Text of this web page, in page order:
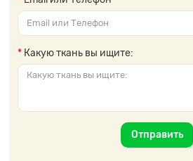
Какую ткань вы ищите:
Отправить